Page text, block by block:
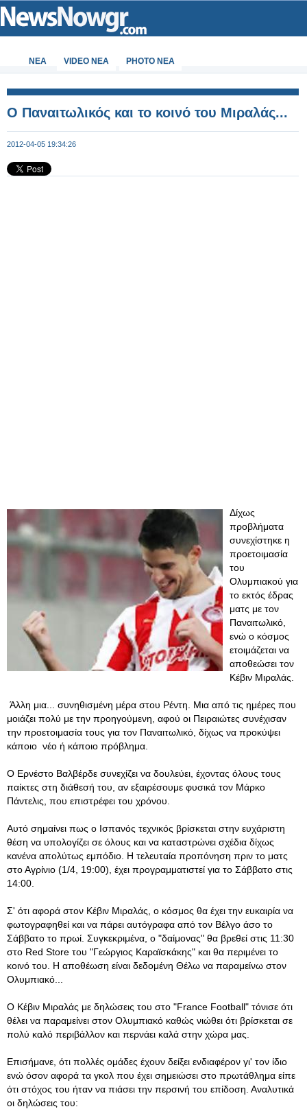
ΝΕΑ VIDEO NEA PHOTO NEA
Ο Παναιτωλικός και το κοινό του Μιραλάς...
2012-04-05 19:34:26
Δίχως
προβλήματα
συνεχίστηκε η
προετοιμασία
του
Ολυμπιακού για
το εκτός έδρας
ματς με τον
Παναιτωλικό,
ενώ ο κόσμος
ετοιμάζεται να
αποθεώσει τον
Κέβιν Μιραλάς.
Άλλη μια... συνηθισμένη μέρα στου Ρέντη. Μια από τις ημέρες που
μοιάζει πολύ με την προηγούμενη, αφού οι Πειραιώτες συνέχισαν
την προετοιμασία τους για τον Παναιτωλικό, δίχως να προκύψει
κάποιο νέο ή κάποιο πρόβλημα.
Ο Ερνέστο Βαλβέρδε συνεχίζει να δουλεύει, έχοντας όλους τους
παίκτες στη διάθεσή του, αν εξαιρέσουμε φυσικά τον Μάρκο
Πάντελις, που επιστρέφει του χρόνου.
Αυτό σημαίνει πως ο Ισπανός τεχνικός βρίσκεται στην ευχάριστη
θέση να υπολογίζει σε όλους και να καταστρώνει σχέδια δίχως
κανένα απολύτως εμπόδιο. Η τελευταία προπόνηση πριν το ματς
στο Αγρίνιο (1/4, 19:00), έχει προγραμματιστεί για το Σάββατο στις
14:00.
Σ' ότι αφορά στον Κέβιν Μιραλάς, ο κόσμος θα έχει την ευκαιρία να
φωτογραφηθεί και να πάρει αυτόγραφα από τον Βέλγο άσο το
Σάββατο το πρωί. Συγκεκριμένα, ο "δαίμονας" θα βρεθεί στις 11:30
στο Red Store του "Γεώργιος Καραϊσκάκης" και θα περιμένει το
κοινό του. Η αποθέωση είναι δεδομένη Θέλω να παραμείνω στον
Ολυμπιακό...
Ο Κέβιν Μιραλάς με δηλώσεις του στο "France Football" τόνισε ότι
θέλει να παραμείνει στον Ολυμπιακό καθώς νιώθει ότι βρίσκεται σε
πολύ καλό περιβάλλον και περνάει καλά στην χώρα μας.
Επισήμανε, ότι πολλές ομάδες έχουν δείξει ενδιαφέρον γι' τον ίδιο
ενώ όσον αφορά τα γκολ που έχει σημειώσει στο πρωτάθλημα είπε
ότι στόχος του ήταν να πιάσει την περσινή του επίδοση. Αναλυτικά
οι δηλώσεις του: